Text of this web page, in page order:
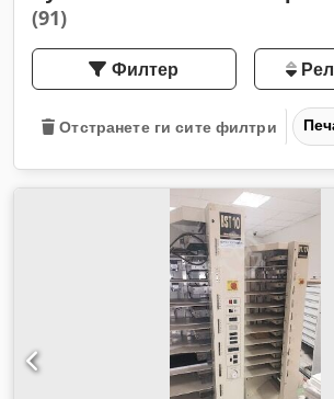
(91)
Филтер
Отстранете ги сите филтри